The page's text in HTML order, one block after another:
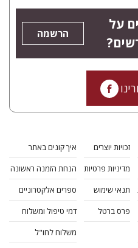
על
הרשמה
זכויות יוצרים
מדיניות פרטיות
תנאי שימוש
פרס ברטל
איך קונים באתר
הנחת הזמנה ראשונה
ספרים אלקטרוניים
דמי טיפול ומשלוח
משלוח לחו"ל